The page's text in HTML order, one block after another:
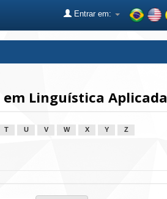
Entrar em:
em Linguística Aplicada
T U V W X Y Z